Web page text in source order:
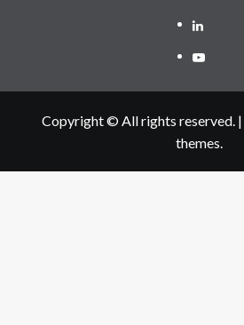
Linkedin
Youtube
Copyright © All rights reserved. |
themes.